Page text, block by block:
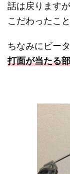
話は戻ります
こだわったこ
ちなみにビータ
打面が当たる